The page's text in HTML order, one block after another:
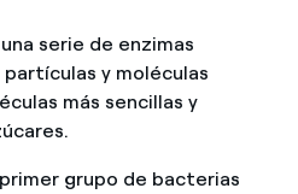
serie de enzimas
y moléculas
más sencillas y
grupo de bacterias